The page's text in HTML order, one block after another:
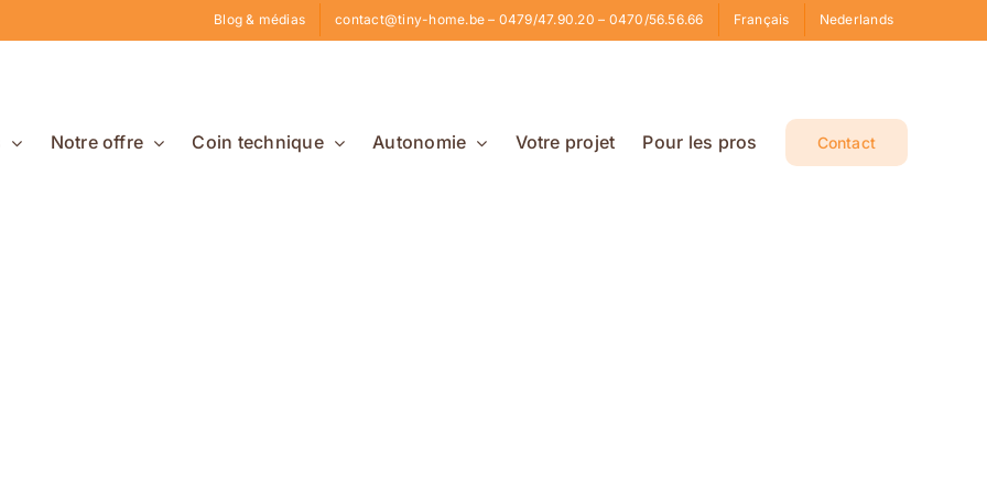
Blog & médias contact@tiny-home.be – 0479/47.90.20 – 0470/56.56.66 Français Nederlands
Notre offre Coin technique Autonomie Votre projet Pour les pros Contact